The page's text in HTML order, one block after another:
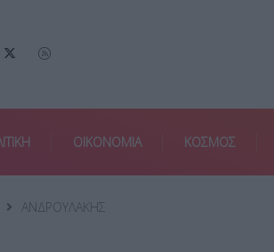
ΟΙΚΟΝΟΜΙΑ ΚΟΣΜΟΣ
ΑΝΔΡΟΥΛΑΚΗΣ